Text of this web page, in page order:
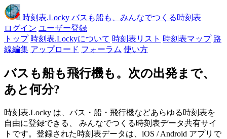
時刻表.Locky バスも船も、みんなでつくる時刻表
ログイン ユーザー登録
トップ 時刻表.Lockyについて 時刻表リスト 時刻表マップ 路
線編集 アップロード フォーラム 使い方
バスも船も飛行機も。次の出発まで、
あと何分?
時刻表.Locky は、バス・船・飛行機などあらゆる時刻表を
自由に登録できる、 みんなでつくる時刻表データ共有サイ
トです。登録された時刻表データは、iOS / Android アプリで